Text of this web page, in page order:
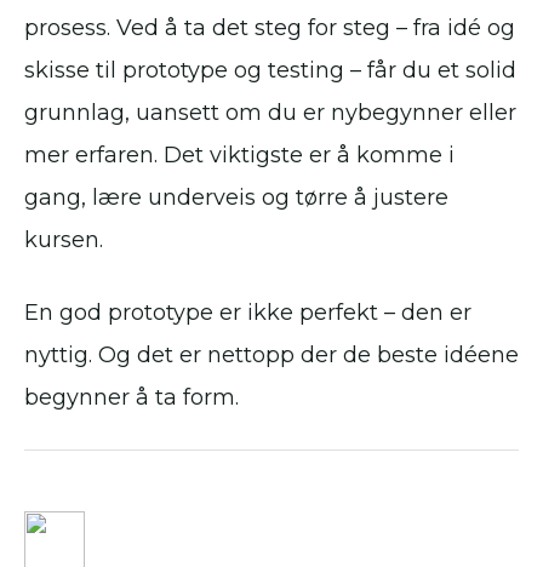
prosess. Ved å ta det steg for steg – fra idé og
skisse til prototype og testing – får du et solid
grunnlag, uansett om du er nybegynner eller
mer erfaren. Det viktigste er å komme i
gang, lære underveis og tørre å justere
kursen.
En god prototype er ikke perfekt – den er
nyttig. Og det er nettopp der de beste idéene
begynner å ta form.